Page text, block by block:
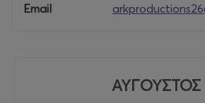
Email
ΑΥΓΟΥΣΤΟΣ